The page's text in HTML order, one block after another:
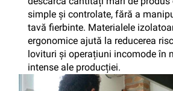
simple și controlate, fără a
tavă fierbinte. Materialele
ergonomice ajută la reducerea
lovituri și operațiuni incomode în
intense ale producției.